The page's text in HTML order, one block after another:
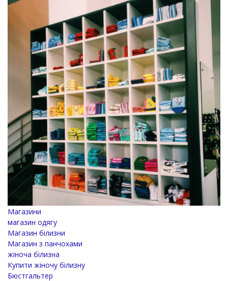
Магазини
магазин одягу
Магазин білизни
Магазин з панчохами
жіноча білизна
Купити жіночу білизну
Бюстгальтер